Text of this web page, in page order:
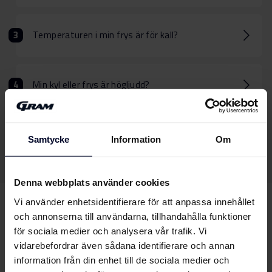
Samtycke Information Om
Denna webbplats använder cookies
Vi använder enhetsidentifierare för att anpassa innehållet
och annonserna till användarna, tillhandahålla funktioner
för sociala medier och analysera vår trafik. Vi
vidarebefordrar även sådana identifierare och annan
information från din enhet till de sociala medier och
Temperaturen i min frys är för kall?
Min kyl eller frys är högljudd?
Min kyl/frys luktar. Hur får jag bort lukten?
Kan vi hjälpa digmed
något annat?